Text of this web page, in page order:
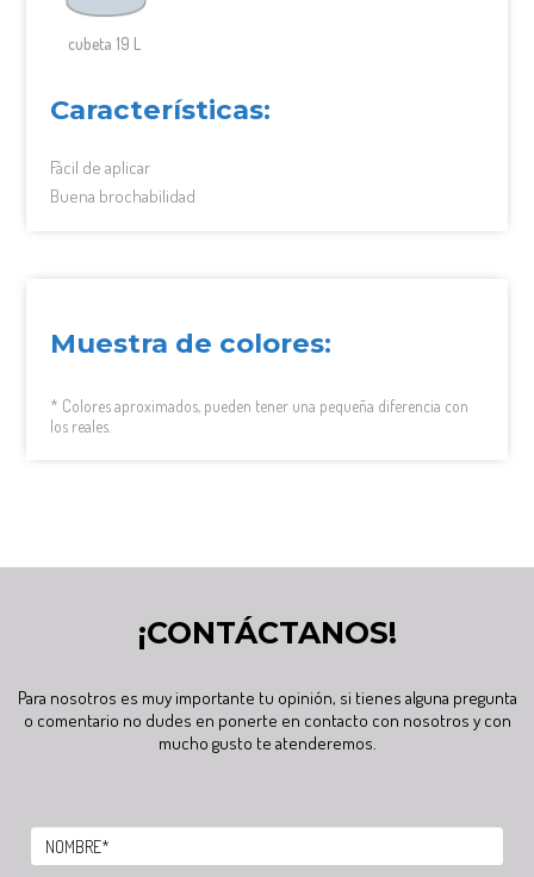
cubeta 19 L
Características:
Fácil de aplicar
Buena brochabilidad
Muestra de colores:
* Colores aproximados, pueden tener una pequeña diferencia con
los reales.
¡CONTÁCTANOS!
Para nosotros es muy importante tu opinión, si tienes alguna pregunta
o comentario no dudes en ponerte en contacto con nosotros y con
mucho gusto te atenderemos.